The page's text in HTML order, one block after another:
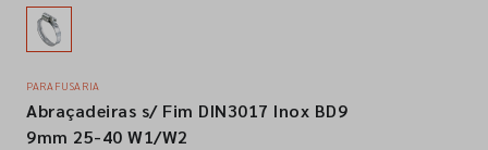
Contactos
Siga-nos nas redes sociais
PARAFUSARIA
Abraçadeiras s/ Fim DIN3017 Inox BD9
9mm 25-40 W1/W2